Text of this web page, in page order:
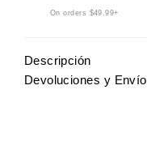
On orders $49.99+
Descripción
Devoluciones y Envío